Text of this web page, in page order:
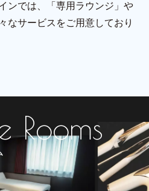
ンでは、「専用ラウンジ」や
なサービスをご用意しており